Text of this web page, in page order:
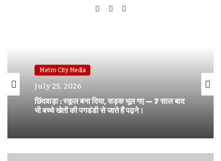
WebsiteFacebook
Metro City Media
July 25, 2026
Metro City Media
July 11, 2026
घोड़े पर सवार हुए निगम अध्यक्ष सोनू मागो — कार्यकर्ताओं